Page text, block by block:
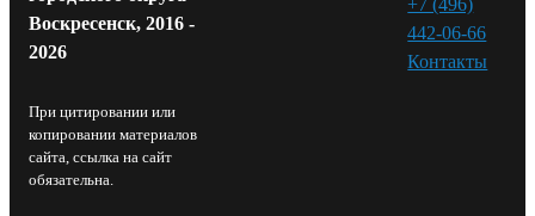
Воскресенск, 2016 -
2026
При цитировании или
копировании материалов
сайта, ссылка на сайт
обязательна.
442-06-66
Контакты⁠